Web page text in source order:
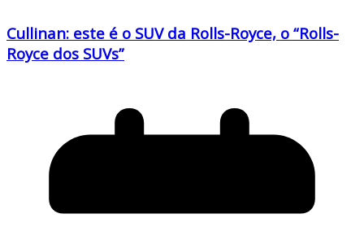
Cullinan: este é o SUV da Rolls-Royce, o “Rolls-
Royce dos SUVs”